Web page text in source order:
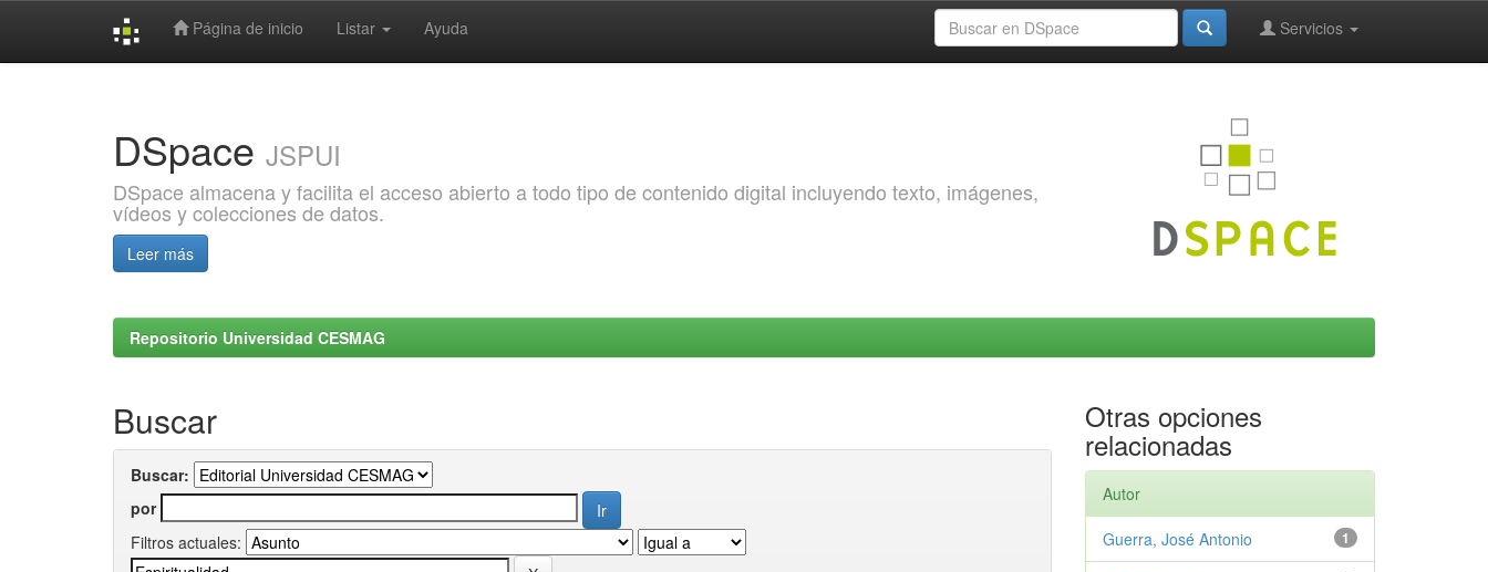
Página de inicio Listar Ayuda Servicios
DSpace JSPUI
DSpace almacena y facilita el acceso abierto a todo tipo de contenido digital incluyendo texto, imágenes,
vídeos y colecciones de datos.
Leer más
Repositorio Universidad CESMAG
Buscar
Buscar:
por
Filtros actuales:
Otras opciones
relacionadas
Autor
1
Guerra, José Antonio